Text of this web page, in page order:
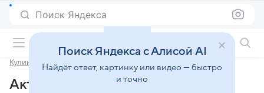
Поиск Яндекса
Кулинар
Актеры и роли сериала «Кулинар»
Поиск Яндекса с Алисой AI
Найдёт ответ, картинку или видео — быстро
и точно